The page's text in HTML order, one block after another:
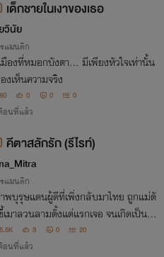
เด็กชายในเงาของเธอ
วินัย
แมนติก
มืองที่หมอกบังตา... มีเพียงหัวใจเท่านั้น
งเห็นความจริง
80 0 0 0
อนที่แล้ว
คีตาสลักรัก (รีไรท์)
แมนติก
พบุรุษแดนผู้ดีที่เพิ่งกลับมาไทย ถูกแม่ตั
เมาลวนลามตั้งแต่แรกเจอ จนเกิดเป็นรั
านซึ้งตราตรึงใจ เมื่อเธอเข้ามาบรรเลงจั
ะรักป่วนๆ สลักท่วงทำนองแสนหวานล
5.5K 3 0 20
อนที่แล้ว